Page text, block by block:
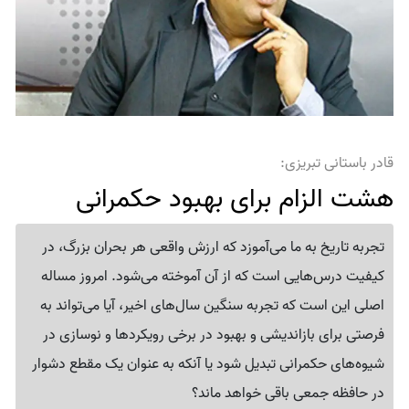
قادر باستانی‌ تبریزی:
هشت الزام برای بهبود حکمرانی
تجربه تاریخ به ما می‌آموزد که ارزش واقعی هر بحران بزرگ، در
کیفیت درس‌هایی است که از آن آموخته می‌شود. امروز مساله
اصلی این است که تجربه سنگین سال‌های اخیر، آیا می‌تواند به
فرصتی برای بازاندیشی و بهبود در برخی رویکردها و نوسازی در
شیوه‌های حکمرانی تبدیل شود یا آنکه به عنوان یک مقطع دشوار
در حافظه جمعی باقی خواهد ماند؟